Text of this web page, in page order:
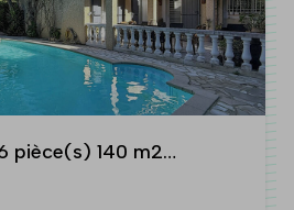
pièce(s) 140 m2
de Mazargues